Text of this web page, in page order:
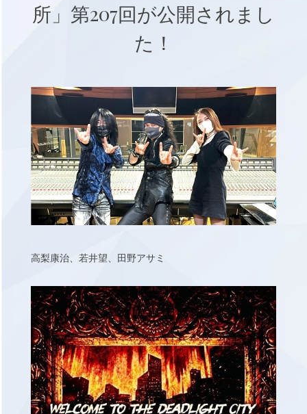
所」第207回が公開されまし
た！
高梨康治、若井望、田野アサミ